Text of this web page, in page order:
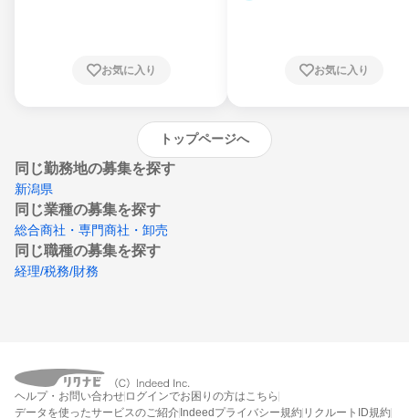
崎県、熊本県、大分県、宮崎県、鹿児島県、
お気に入り お気に入り
トップページへ
同じ勤務地の募集を探す
新潟県
同じ業種の募集を探す
総合商社・専門商社・卸売
同じ職種の募集を探す
経理/税務/財務
ヘルプ・お問い合わせ ログインでお困りの方はこちら
データを使ったサービスのご紹介Indeedプライバシー規約 リクルートID規約